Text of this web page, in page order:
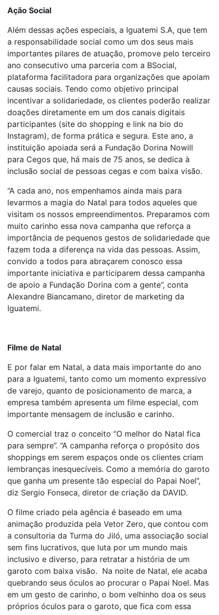
Ação Social
Além dessas ações especiais, a Iguatemi S.A, que tem
a responsabilidade social como um dos seus mais
importantes pilares de atuação, promove pelo terceiro
ano consecutivo uma parceria com a BSocial,
plataforma facilitadora para organizações que apoiam
causas sociais. Tendo como objetivo principal
incentivar a solidariedade, os clientes poderão realizar
doações diretamente em um dos canais digitais
participantes (site do shopping e link na bio do
Instagram), de forma prática e segura. Este ano, a
instituição apoiada será a Fundação Dorina Nowill
para Cegos que, há mais de 75 anos, se dedica à
inclusão social de pessoas cegas e com baixa visão.
“A cada ano, nos empenhamos ainda mais para
levarmos a magia do Natal para todos aqueles que
visitam os nossos empreendimentos. Preparamos com
muito carinho essa nova campanha que reforça a
importância de pequenos gestos de solidariedade que
fazem toda a diferença na vida das pessoas. Assim,
convido a todos para abraçarem conosco essa
importante iniciativa e participarem dessa campanha
de apoio a Fundação Dorina com a gente”, conta
Alexandre Biancamano, diretor de marketing da
Iguatemi.
Filme de Natal
E por falar em Natal, a data mais importante do ano
para a Iguatemi, tanto como um momento expressivo
de varejo, quanto de posicionamento de marca, a
empresa também apresenta um filme especial, com
importante mensagem de inclusão e carinho.
O comercial traz o conceito “O melhor do Natal fica
para sempre”. “A campanha reforça o propósito dos
shoppings em serem espaços onde os clientes criam
lembranças inesquecíveis. Como a memória do garoto
que ganha um presente tão especial do Papai Noel”,
diz Sergio Fonseca, diretor de criação da DAVID.
O filme criado pela agência é baseado em uma
animação produzida pela Vetor Zero, que contou com
a consultoria da Turma do Jiló, uma associação social
sem fins lucrativos, que luta por um mundo mais
inclusivo e diverso, para retratar a história de um
garoto com baixa visão. Na noite de Natal, ele acaba
quebrando seus óculos ao procurar o Papai Noel. Mas
em um gesto de carinho, o bom velhinho doa os seus
próprios óculos para o garoto, que fica com essa